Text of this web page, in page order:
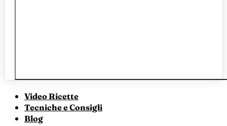
Video Ricette
Tecniche e Consigli
Blog